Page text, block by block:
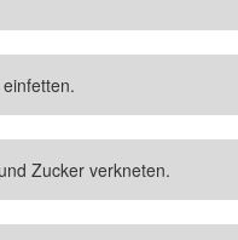
Zucker verkneten.